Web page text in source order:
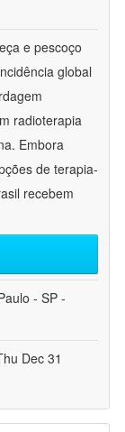
e pescoço
global
radioterapia
Embora
de terapia-
recebem
- SP -
Dec 31